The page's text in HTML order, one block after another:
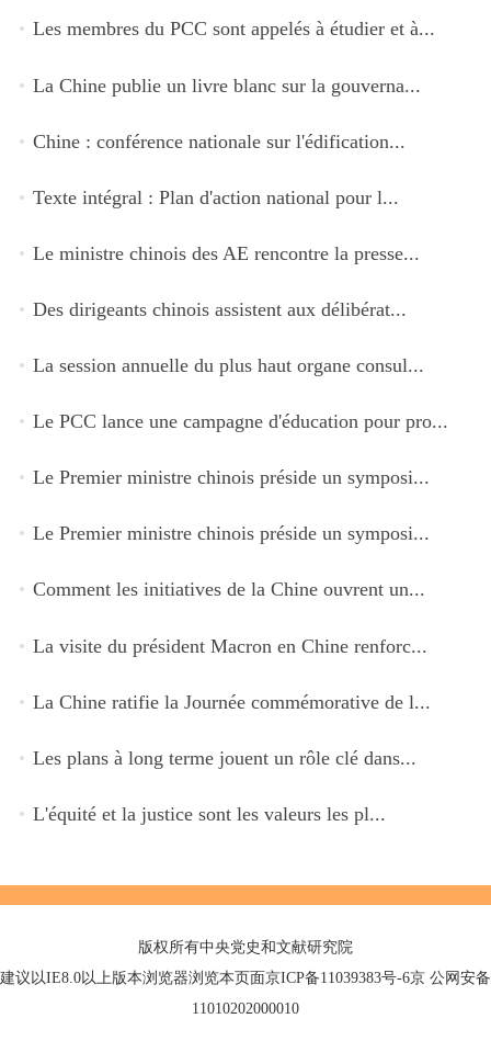
Les membres du PCC sont appelés à étudier et à...
La Chine publie un livre blanc sur la gouverna...
Chine : conférence nationale sur l'édification...
Texte intégral : Plan d'action national pour l...
Le ministre chinois des AE rencontre la presse...
Des dirigeants chinois assistent aux délibérat...
La session annuelle du plus haut organe consul...
Le PCC lance une campagne d'éducation pour pro...
Le Premier ministre chinois préside un symposi...
Le Premier ministre chinois préside un symposi...
Comment les initiatives de la Chine ouvrent un...
La visite du président Macron en Chine renforc...
La Chine ratifie la Journée commémorative de l...
Les plans à long terme jouent un rôle clé dans...
L'équité et la justice sont les valeurs les pl...
版权所有中央党史和文献研究院
建议以IE8.0以上版本浏览器浏览本页面京ICP备11039383号-6京 公网安备
11010202000010